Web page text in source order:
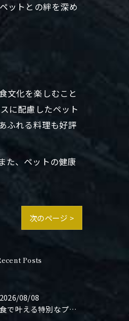
ットとの絆を深め
文化を楽しむこと
に配慮したペット
ふれる料理も好評
た、ペットの健康
次のページ >
Posts
2026/08/08
和食で叶える特別なプロポーズ結婚